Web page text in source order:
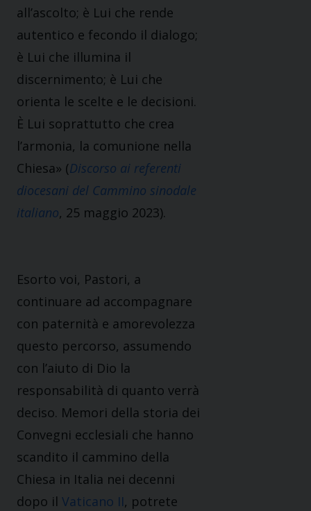
all’ascolto; è Lui che rende
autentico e fecondo il dialogo;
è Lui che illumina il
discernimento; è Lui che
orienta le scelte e le decisioni.
È Lui soprattutto che crea
l’armonia, la comunione nella
Chiesa» (Discorso ai referenti
diocesani del Cammino sinodale
italiano, 25 maggio 2023).
Esorto voi, Pastori, a
continuare ad accompagnare
con paternità e amorevolezza
questo percorso, assumendo
con l’aiuto di Dio la
responsabilità di quanto verrà
deciso. Memori della storia dei
Convegni ecclesiali che hanno
scandito il cammino della
Chiesa in Italia nei decenni
dopo il Vaticano II, potrete